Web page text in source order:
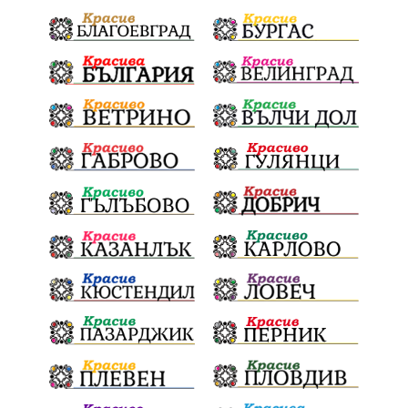
Електронният прием започва Дънката
Ще има ли присъда Ден на отворените врати
стопанство „Храна от село“ Карола Карова
„Отваряне на града към морето“
Негодна за пиене вода във Варненско
цялостно обновяване Музеъ на мозайките
и прилежащия парк в Девня
Гражданска инициатива „Парад на гордостта“